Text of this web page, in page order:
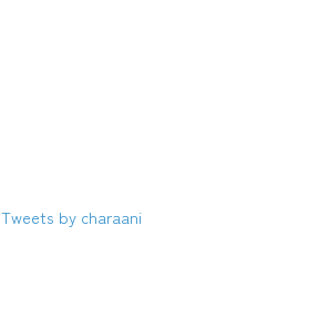
Tweets by charaani